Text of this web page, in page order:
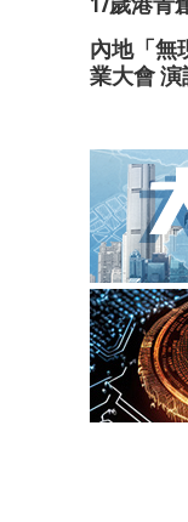
內地「無
業大會